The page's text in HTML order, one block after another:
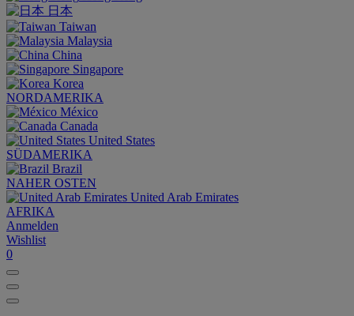
日本
Taiwan
Malaysia
China
Singapore
Korea
NORDAMERIKA
México
Canada
United States
SÜDAMERIKA
Brazil
NAHER OSTEN
United Arab Emirates
AFRIKA
Anmelden
Wishlist
0